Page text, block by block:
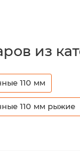
из
110 мм
110 мм рыжие